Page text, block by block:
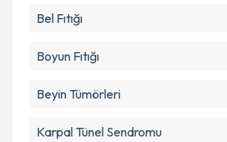
Bel Fıtığı
Boyun Fıtığı
Beyin Tümörleri
Karpal Tünel Sendromu